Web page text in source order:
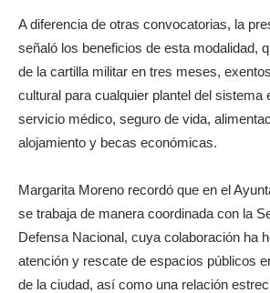
A diferencia de otras convocatorias, la
señaló los beneficios de esta modalidad,
de la cartilla militar en tres meses,
cultural para cualquier plantel del sistema
servicio médico, seguro de vida,
alojamiento y becas económicas.
Margarita Moreno recordó que en el
se trabaja de manera coordinada con la
Defensa Nacional, cuya colaboración ha
atención y rescate de espacios públicos
de la ciudad, así como una relación